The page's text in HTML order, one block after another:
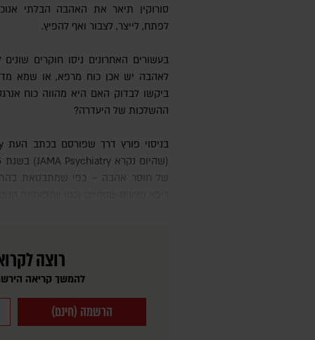
סורוקין תיאר את האהבה הבלתי
לפתח, לייצר, לצבור ואף להפיץ.
בעשורים האחרונים ניסו חוקרים
לאהבה יש אכן כוח מרפא, או שמא
ביקשו לבדוק האם היא מהווה כוח
ההשלכות של היעדרה?
בניסוי פורץ דרך שפורסם בכתב העת Archives of General Psychiatry
של חוסר אהבה – כפי שמתבטאת
רוצה
להמשך קריאה
הרשמה (חינם)